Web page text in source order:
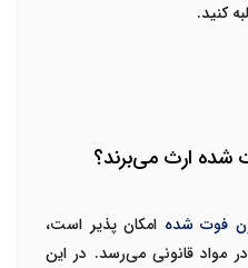
کنید.
شده ارث می‌برند؟
فوت شده امکان پذیر است،
مواد قانونی می‌رسد. در این